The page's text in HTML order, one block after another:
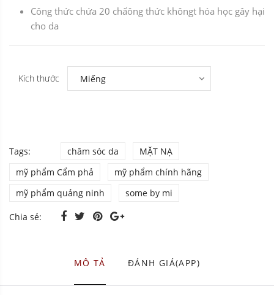
Công thức chứa 20 chấông thức khôngt hóa học gây hại
cho da
Kích thước
Tags: chăm sóc da
MẶT NẠ
mỹ phẩm Cẩm phả
mỹ phẩm chính hãng
mỹ phẩm quảng ninh
some by mi
Chia sẻ:
MÔ TẢ ĐÁNH GIÁ(APP)